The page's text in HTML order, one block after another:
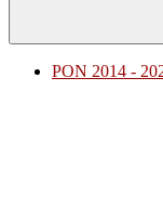
PON 2014 -